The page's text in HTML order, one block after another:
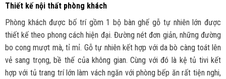
Thiết kế nội thất phòng khách
Phòng khách được bố trí gồm 1 bộ bàn ghế gỗ tự nhiên lớn được
thiết kế theo phong cách hiện đại. Đường nét đơn giản, những đường
bo cong mượt mà, tỉ mỉ. Gỗ tự nhiên kết hợp với da bò càng toát lên
vẻ sang trọng, bề thế của không gian. Cùng với đó là kệ tủ tivi kết
hợp với tủ trang trí lớn làm vách ngăn với phòng bếp ăn rất tiện nghi,